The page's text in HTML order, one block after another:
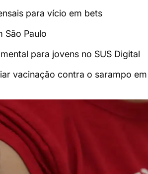
para vício em bets
São Paulo
para jovens no SUS Digital
vacinação contra o sarampo em